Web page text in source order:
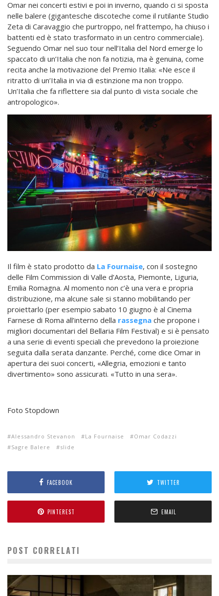
Omar nei concerti estivi e poi in inverno, quando ci si sposta
nelle balere (gigantesche discoteche come il rutilante Studio
Zeta di Caravaggio che purtroppo, nel frattempo, ha chiuso i
battenti ed è stato trasformato in un centro commerciale).
Seguendo Omar nel suo tour nell’Italia del Nord emerge lo
spaccato di un’Italia che non fa notizia, ma è genuina, come
recita anche la motivazione del Premio Italia: «Ne esce il
ritratto di un’Italia in via di estinzione ma non troppo.
Un’Italia che fa riflettere sia dal punto di vista sociale che
antropologico».
Il film è stato prodotto da La Fournaise, con il sostegno
delle Film Commission di Valle d’Aosta, Piemonte, Liguria,
Emilia Romagna. Al momento non c’è una vera e propria
distribuzione, ma alcune sale si stanno mobilitando per
proiettarlo (per esempio sabato 10 giugno è al Cinema
Farnese di Roma all’interno della rassegna che propone i
migliori documentari del Bellaria Film Festival) e si è pensato
a una serie di eventi speciali che prevedono la proiezione
seguita dalla serata danzante. Perché, come dice Omar in
apertura dei suoi concerti, «Allegria, emozioni e tanto
divertimento» sono assicurati. «Tutto in una sera».
Foto Stopdown
Alessandro Stevanon La Fournaise
Omar Codazzi
Sagre Balere
slide
FACEBOOK TWITTER
PINTEREST EMAIL
POST CORRELATI